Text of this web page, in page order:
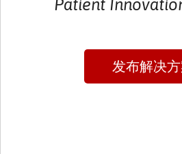
Patient
发布解决